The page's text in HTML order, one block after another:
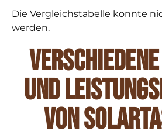
Die Vergleichstabelle konnte
werden.
und
von